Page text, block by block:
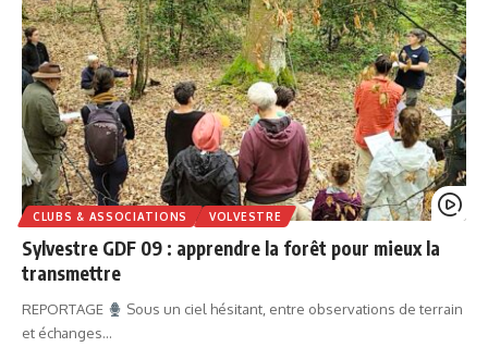
CLUBS & ASSOCIATIONS VOLVESTRE
Sylvestre GDF 09 : apprendre la forêt pour mieux la
transmettre
REPORTAGE
Sous un ciel hésitant, entre observations de terrain
et échanges…